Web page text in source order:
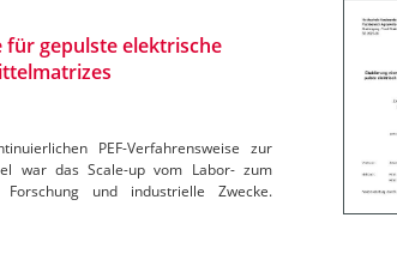
gepulste elektrische
PEF-Verfahrensweise zur
war das Scale-up vom Labor- zum
und industrielle Zwecke.